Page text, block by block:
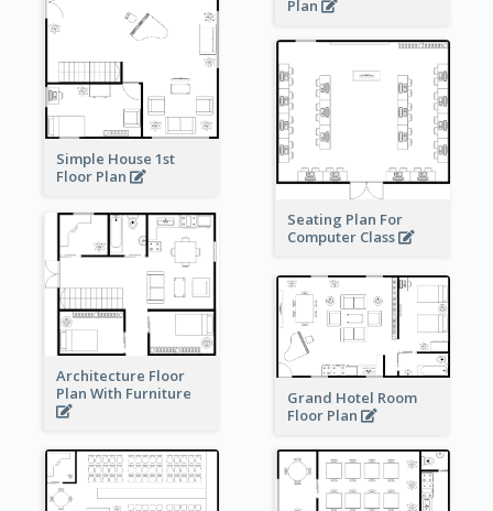
Plan
Simple House 1st
Floor Plan
Seating Plan For
Computer Class
Architecture Floor
Plan With Furniture
Grand Hotel Room
Floor Plan